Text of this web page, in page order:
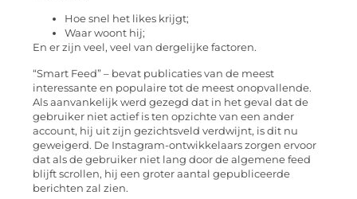
Hoe snel het likes krijgt;
Waar woont hij;
En er zijn veel, veel van dergelijke factoren.
“Smart Feed” – bevat publicaties van de meest
interessante en populaire tot de meest onopvallende.
Als aanvankelijk werd gezegd dat in het geval dat de
gebruiker niet actief is ten opzichte van een ander
account, hij uit zijn gezichtsveld verdwijnt, is dit nu
geweigerd. De Instagram-ontwikkelaars zorgen ervoor
dat als de gebruiker niet lang door de algemene feed
blijft scrollen, hij een groter aantal gepubliceerde
berichten zal zien.